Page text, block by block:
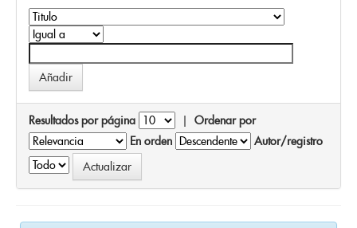
Resultados por página | Ordenar por
En orden
Autor/registro